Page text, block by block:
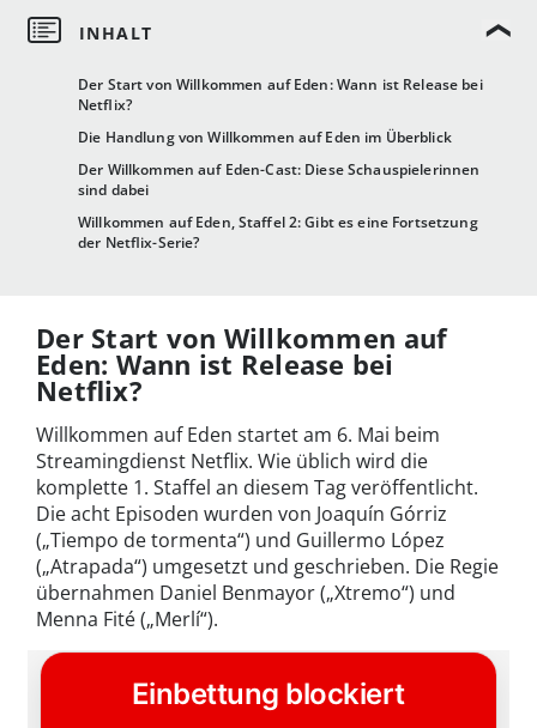
Der Start von Willkommen auf Eden: Wann ist Release bei
Netflix?
Die Handlung von Willkommen auf Eden im Überblick
Der Willkommen auf Eden-Cast: Diese Schauspielerinnen
sind dabei
Willkommen auf Eden, Staffel 2: Gibt es eine Fortsetzung
der Netflix-Serie?
Der Start von Willkommen auf
Eden: Wann ist Release bei
Netflix?
Willkommen auf Eden startet am 6. Mai beim
Streamingdienst Netflix. Wie üblich wird die
komplette 1. Staffel an diesem Tag veröffentlicht.
Die acht Episoden wurden von Joaquín Górriz
(„Tiempo de tormenta“) und Guillermo López
(„Atrapada“) umgesetzt und geschrieben. Die Regie
übernahmen Daniel Benmayor („Xtremo“) und
Menna Fité („Merlí“).